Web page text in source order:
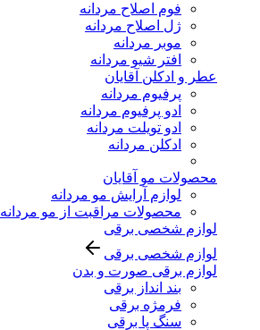
فوم اصلاح مردانه
ژل اصلاح مردانه
موبر مردانه
افتر شیو مردانه
عطر و ادکلن آقایان
پرفیوم مردانه
ادو پرفیوم مردانه
ادو تویلت مردانه
ادکلن مردانه
محصولات مو آقایان
لوازم آرایش مو مردانه
محصولات مراقبت از مو مردانه
لوازم شخصی برقی
لوازم شخصی برقی
لوازم برقی صورت و بدن
بند انداز برقی
فرمژه برقی
سنگ پا برقی